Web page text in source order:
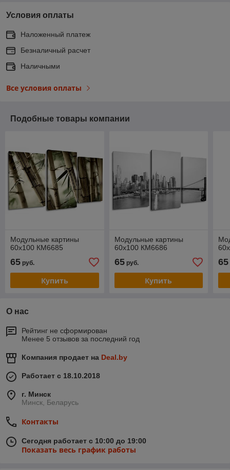
Условия оплаты
Наложенный платеж
Безналичный расчет
Наличными
Все условия оплаты
Подобные товары компании
Модульные картины
60x100 КМ6685
65 руб.
Купить
Модульные картины
60x100 КМ6686
65руб.
Купить
65
О нас
Рейтинг не сформирован
Менее 5 отзывов за последний год
Компания продает на Deal.by
Работает с 18.10.2018
г. Минск
Минск, Беларусь
Контакты
Сегодня работает с 10:00 до 19:00
Показать весь график работы